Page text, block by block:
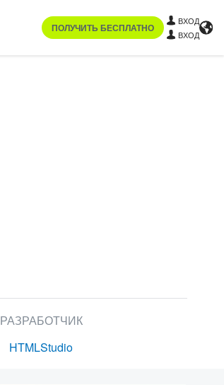
ПОЛУЧИТЬ БЕСПЛАТНО
ВХОД
ВХОД
РАЗРАБОТЧИК
HTMLStudio